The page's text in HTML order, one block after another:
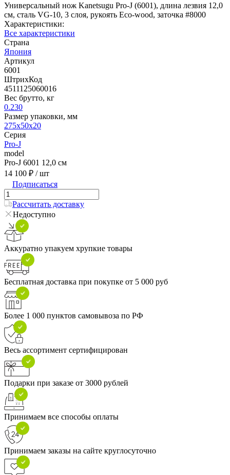
Универсальный нож Kanetsugu Pro-J (6001), длина лезвия 12,0
см, сталь VG-10, 3 слоя, рукоять Eco-wood, заточка #8000
Характеристики:
Все характеристики
Страна
Япония
Артикул
6001
ШтрихКод
4511125060016
Вес брутто, кг
0.230
Размер упаковки, мм
275x50x20
Серия
Pro-J
model
Pro-J 6001 12,0 см
14 100 ₽ / шт
Подписаться
Рассчитать доставку
Недоступно
Аккуратно упакуем хрупкие товары
Бесплатная доставка при покупке от 5 000 руб
Более 1 000 пунктов самовывоза по РФ
Весь ассортимент сертифицирован
Подарки при заказе от 3000 рублей
Принимаем все способы оплаты
Принимаем заказы на сайте круглосуточно